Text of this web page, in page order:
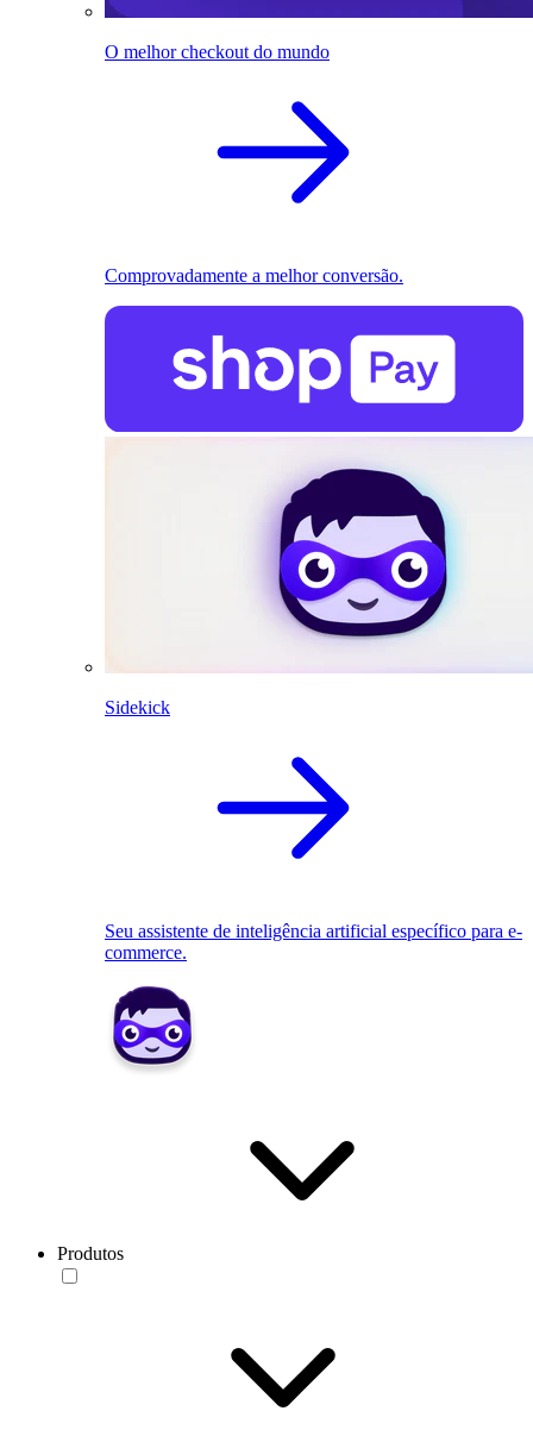
O melhor checkout do mundo
Comprovadamente a melhor conversão.
Sidekick
Seu assistente de inteligência artificial específico para e-
commerce.
Produtos